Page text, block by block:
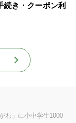
き・クーポン利
わ」に小中学生1000